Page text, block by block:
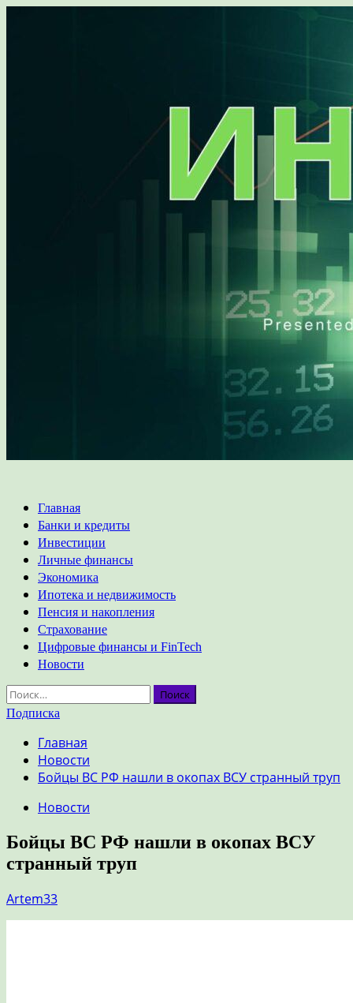
Основное
меню
Главная
Банки и кредиты
Инвестиции
Личные финансы
Экономика
Ипотека и недвижимость
Пенсия и накопления
Страхование
Цифровые финансы и FinTech
Новости
Найти:
Подписка
Главная
Новости
Бойцы ВС РФ нашли в окопах ВСУ странный труп
Новости
Бойцы ВС РФ нашли в окопах ВСУ
странный труп
Artem33